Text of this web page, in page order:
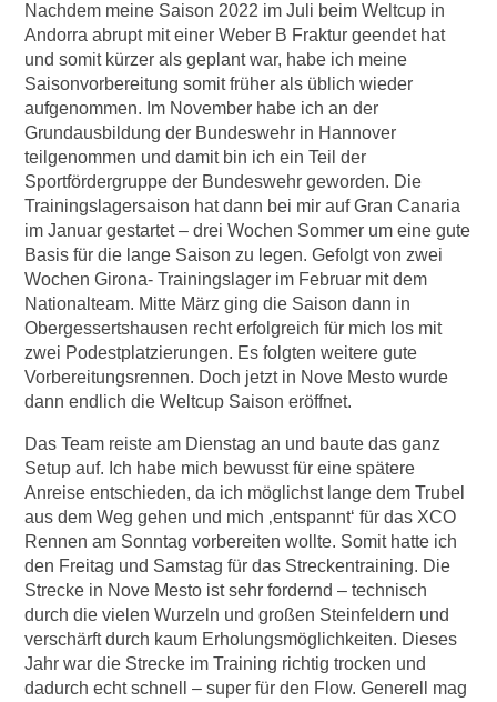
Nachdem meine Saison 2022 im Juli beim Weltcup in
Andorra abrupt mit einer Weber B Fraktur geendet hat
und somit kürzer als geplant war, habe ich meine
Saisonvorbereitung somit früher als üblich wieder
aufgenommen. Im November habe ich an der
Grundausbildung der Bundeswehr in Hannover
teilgenommen und damit bin ich ein Teil der
Sportfördergruppe der Bundeswehr geworden. Die
Trainingslagersaison hat dann bei mir auf Gran Canaria
im Januar gestartet – drei Wochen Sommer um eine gute
Basis für die lange Saison zu legen. Gefolgt von zwei
Wochen Girona- Trainingslager im Februar mit dem
Nationalteam. Mitte März ging die Saison dann in
Obergessertshausen recht erfolgreich für mich los mit
zwei Podestplatzierungen. Es folgten weitere gute
Vorbereitungsrennen. Doch jetzt in Nove Mesto wurde
dann endlich die Weltcup Saison eröffnet.
Das Team reiste am Dienstag an und baute das ganz
Setup auf. Ich habe mich bewusst für eine spätere
Anreise entschieden, da ich möglichst lange dem Trubel
aus dem Weg gehen und mich ‚entspannt‘ für das XCO
Rennen am Sonntag vorbereiten wollte. Somit hatte ich
den Freitag und Samstag für das Streckentraining. Die
Strecke in Nove Mesto ist sehr fordernd – technisch
durch die vielen Wurzeln und großen Steinfeldern und
verschärft durch kaum Erholungsmöglichkeiten. Dieses
Jahr war die Strecke im Training richtig trocken und
dadurch echt schnell – super für den Flow. Generell mag